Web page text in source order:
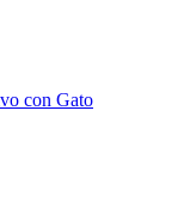
con Gato